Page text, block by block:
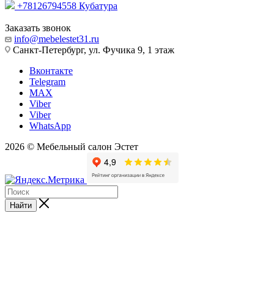
+78126794558 Кубатура
Заказать звонок
info@mebelestet31.ru
Санкт-Петербург, ул. Фучика 9, 1 этаж
Вконтакте
Telegram
MAX
Viber
Viber
WhatsApp
2026 © Мебельный салон Эстет
Найти